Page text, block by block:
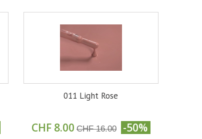
011 Light Rose
CHF 8.00 CHF 16.00 -50%